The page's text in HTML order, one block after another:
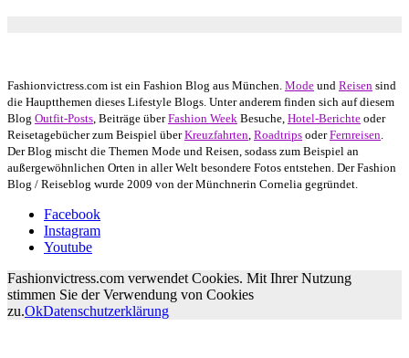
Fashionvictress.com ist ein Fashion Blog aus München. Mode und Reisen sind
die Hauptthemen dieses Lifestyle Blogs. Unter anderem finden sich auf diesem
Blog Outfit-Posts , Beiträge überFashion Week Besuche, Hotel-Berichte oder
Reisetagebücher zum Beispiel überKreuzfahrten Roadtrips oderFernreisen
Der Blog mischt die Themen Mode und Reisen, sodass zum Beispiel an
außergewöhnlichen Orten in aller Welt besondere Fotos entstehen. Der Fashion
Blog / Reiseblog wurde 2009 von der Münchnerin Cornelia gegründet.
Facebook
Instagram
Youtube
Fashionvictress.com verwendet Cookies. Mit Ihrer Nutzung
stimmen Sie der Verwendung von Cookies
zu.OkDatenschutzerklärung